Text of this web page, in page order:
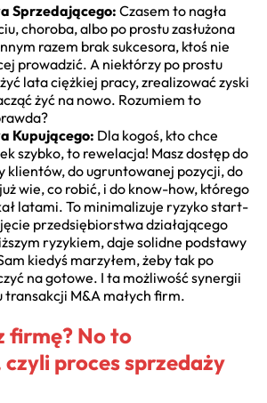
Sprzedającego: Czasem to nagła
choroba, albo po prostu zasłużona
razem brak sukcesora, ktoś nie
prowadzić. A niektórzy po prostu
lata ciężkiej pracy, zrealizować zyski
żyć na nowo. Rozumiem to
Kupującego: Dla kogoś, kto chce
szybko, to rewelacja! Masz dostęp do
klientów, do ugruntowanej pozycji, do
wie, co robić, i do know-how, którego
latami. To minimalizuje ryzyko start-
przedsiębiorstwa działającego
ryzykiem, daje solidne podstawy
kiedyś marzyłem, żeby tak po
na gotowe. I ta możliwość synergii
transakcji M&A małych firm.
firmę? No to
proces sprzedaży